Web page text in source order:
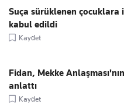
Suça sürüklenen çocuklara
kabul edildi
Kaydet
Fidan, Mekke
anlattı
Kaydet